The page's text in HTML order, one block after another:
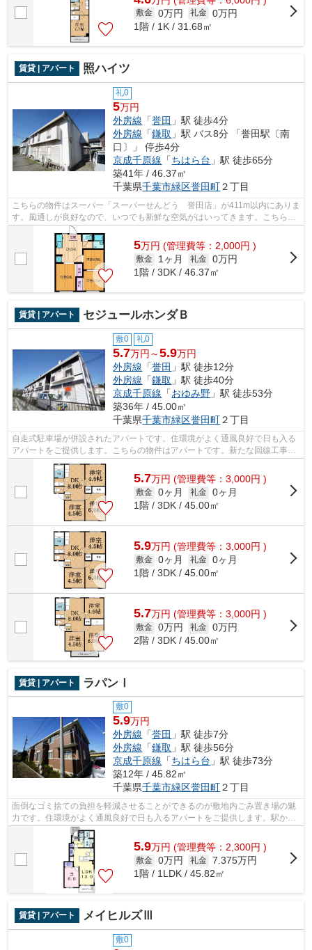
敷金 0万円 礼金 0万円
1階 / 1K / 31.68㎡
賃貸 | アパート 照ハイツ
礼0
5万円
外房線 「誉田 」駅 徒歩4分
外房線 「鎌取 」駅 バス8分 「誉田駅〔南
口〕」 停歩4分
京成千原線 「ちはら台 」駅 徒歩65分
築41年 / 46.37㎡
千葉県千葉市緑区誉田町２丁目
こちらの物件はスーパー「スーパーせんどう 誉田店」が411m以内にありま
す。風通しが良好なので、いつでも新鮮な空気がはいってきます。こちらの
物件はアパートです。周辺に駅が2つあ...
5万円 (管理費等：2,000円 )
敷金 1ヶ月 礼金 0万円
1階 / 3DK / 46.37㎡
賃貸 | アパート セジュールホンダＢ
敷0 礼0
5.7万円～5.9万円
外房線 「誉田 」駅 徒歩12分
外房線 「鎌取 」駅 徒歩40分
京成千原線 「おゆみ野 」駅 徒歩53分
築36年 / 45.00㎡
千葉県千葉市緑区誉田町２丁目
自走式駐車場が併設されたアパートです。住環境がよく通風良好で日も入る
アパートをご提供します。こちらの物件はアパートです。新たな回線工事が
必要ない、経済的なネット回線工事済...
5.7万円 (管理費等：3,000円 )
敷金 0ヶ月 礼金 0ヶ月
1階 / 3DK / 45.00㎡
5.9万円 (管理費等：3,000円 )
敷金 0ヶ月 礼金 0ヶ月
1階 / 3DK / 45.00㎡
5.7万円 (管理費等：3,000円 )
敷金 0万円 礼金 0万円
2階 / 3DK / 45.00㎡
賃貸 | アパート ラパンⅠ
敷0
5.9万円
外房線 「誉田 」駅 徒歩7分
外房線 「鎌取 」駅 徒歩56分
京成千原線 「ちはら台 」駅 徒歩73分
築12年 / 45.82㎡
千葉県千葉市緑区誉田町２丁目
面倒なゴミ捨ての負担を軽減させることができるのが敷地内ごみ置き場の魅
力です。住環境がよく通風良好で日も入るアパートをご提供します。駅から
徒歩7分にある物件なので、電車利用が...
5.9万円 (管理費等：2,300円 )
敷金 0万円 礼金 7.375万円
1階 / 1LDK / 45.82㎡
賃貸 | アパート メイヒルズⅢ
敷0